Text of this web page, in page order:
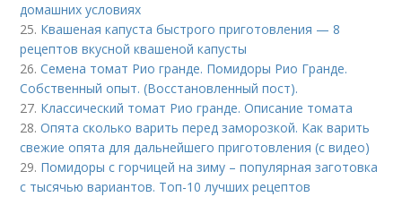
домашних условиях
25. Квашеная капуста быстрого приготовления — 8
рецептов вкусной квашеной капусты
26.Семена томат Рио гранде. Помидоры Рио Гранде.
Собственный опыт. (Восстановленный пост).
27. Классический томат Рио гранде. Описание томата
28.Опята сколько варить перед заморозкой. Как варить
свежие опята для дальнейшего приготовления (с видео)
29. Помидоры с горчицей на зиму – популярная заготовка
с тысячью вариантов. Топ-10 лучших рецептов